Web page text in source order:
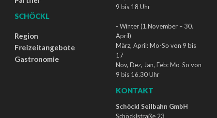
SCHÖCKL
Region
Freizeitangebote
Gastronomie
9 bis 18 Uhr
- Winter (1.November – 30.
April)
März, April: Mo-So von 9 bis
17
Nov, Dez, Jan, Feb: Mo-So von
9 bis 16.30 Uhr
KONTAKT
Schöckl Seilbahn GmbH
Schöcklstraße 23